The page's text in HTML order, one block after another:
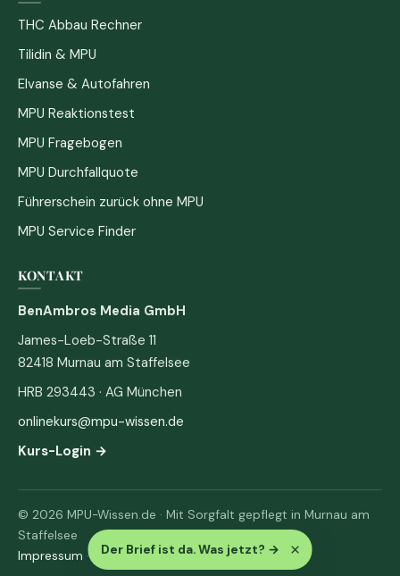
Der Brief ist da. Was jetzt? → ×
THC Abbau Rechner
Tilidin & MPU
Elvanse & Autofahren
MPU Reaktionstest
MPU Fragebogen
MPU Durchfallquote
Führerschein zurück ohne MPU
MPU Service Finder
KONTAKT
BenAmbros Media GmbH
James-Loeb-Straße 11
82418 Murnau am Staffelsee
HRB 293443 · AG München
onlinekurs@mpu-wissen.de
Kurs-Login →
© 2026 MPU-Wissen.de · Mit Sorgfalt gepflegt in Murnau am
Staffelsee
Impressum · Datenschutz & AGB